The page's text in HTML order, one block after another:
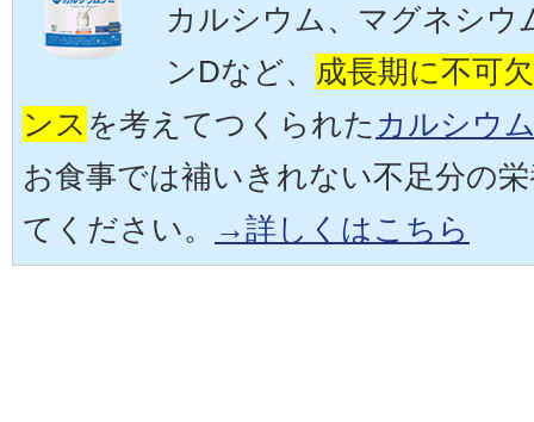
カルシウム、マグネシウ
ンDなど、 成長期に不可
ンス を考えてつくられた カルシウ
お食事では補いきれない不足分の
てください。
→詳しくはこちら